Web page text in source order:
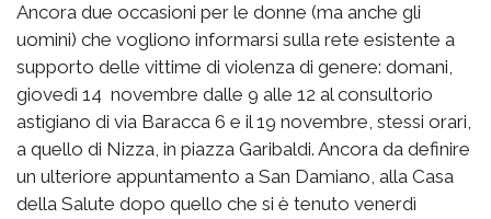
Ancora due occasioni per le donne (ma anche gli
uomini) che vogliono informarsi sulla rete esistente a
supporto delle vittime di violenza di genere: domani,
giovedì 14 novembre dalle 9 alle 12 al consultorio
astigiano di via Baracca 6 e il 19 novembre, stessi orari,
a quello di Nizza, in piazza Garibaldi. Ancora da definire
un ulteriore appuntamento a San Damiano, alla Casa
della Salute dopo quello che si è tenuto venerdì